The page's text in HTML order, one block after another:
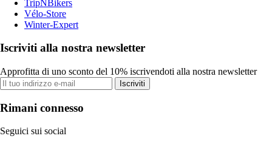
TripNBikers
Vélo-Store
Winter-Expert
Iscriviti alla nostra newsletter
Approfitta di uno sconto del 10% iscrivendoti alla nostra newsletter
Iscriviti
Rimani connesso
Seguici sui social